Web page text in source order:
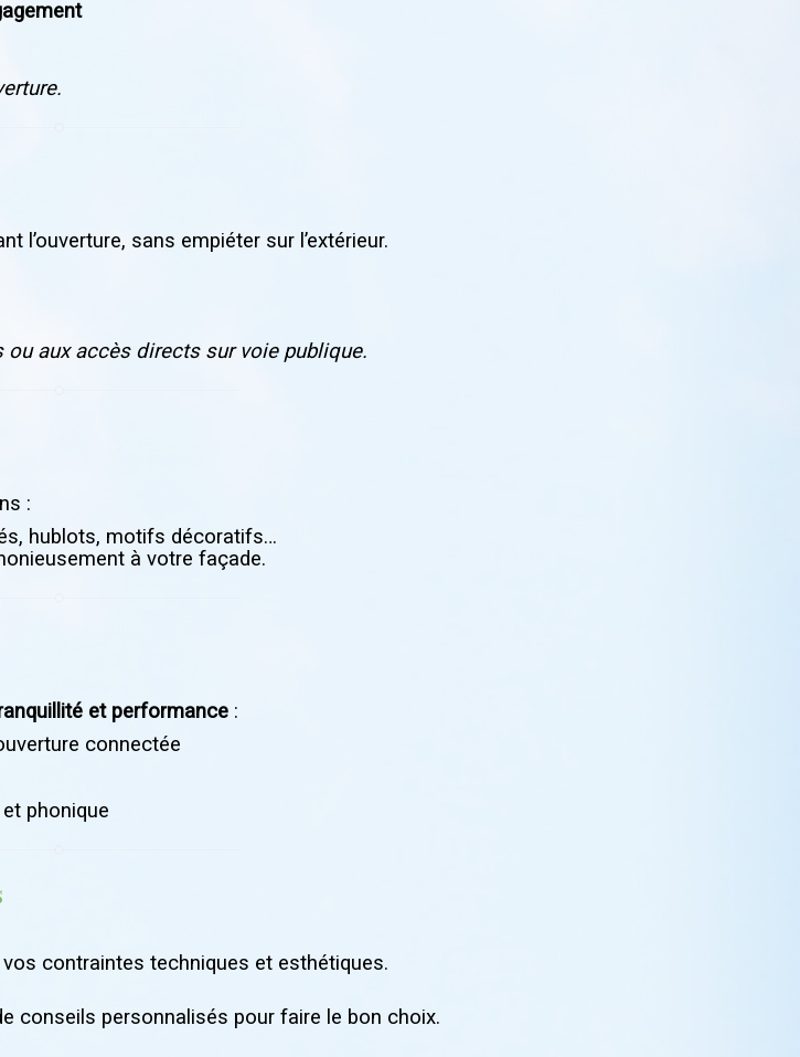
l’ouverture, sans empiéter sur l’extérieur.
aux accès directs sur voie publique.
:
hublots, motifs décoratifs…
à votre façade.
et performance :
connectée
phonique
vos contraintes techniques et esthétiques.
conseils personnalisés pour faire le bon choix.